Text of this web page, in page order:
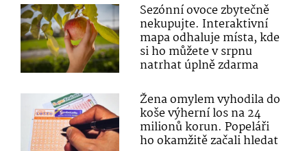
Sezónní ovoce zbytečně
nekupujte. Interaktivní
mapa odhaluje místa, kde
si ho můžete v srpnu
natrhat úplně zdarma
Žena omylem vyhodila do
koše výherní los na 24
milionů korun. Popeláři
ho okamžitě začali hledat